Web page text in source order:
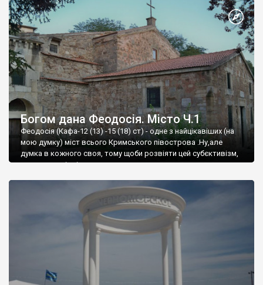
Богом дана Феодосія. Місто Ч.1
Феодосія (Кафа-12 (13) -15 (18) ст) - одне з найцікавіших (на
мою думку) міст всього Кримського півострова .Ну,але
думка в кожного своя, тому щоби розвіяти цей субєктивізм,
запрошую відвідати це